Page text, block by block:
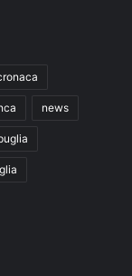
news